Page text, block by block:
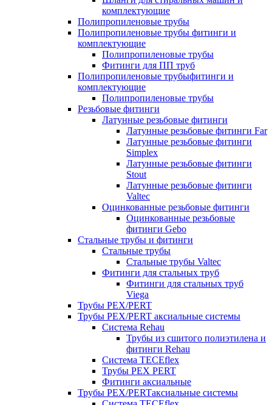
комплектующие
Полипропиленовые трубы
Полипропиленовые трубы фитинги и
комплектующие
Полипропиленовые трубы
Фитинги для ПП труб
Полипропиленовые трубыфитинги и
комплектующие
Полипропиленовые трубы
Резьбовые фитинги
Латунные резьбовые фитинги
Латунные резьбовые фитинги Far
Латунные резьбовые фитинги
Simplex
Латунные резьбовые фитинги
Stout
Латунные резьбовые фитинги
Valtec
Оцинкованные резьбовые фитинги
Оцинкованные резьбовые
фитинги Gebo
Стальные трубы и фитинги
Стальные трубы
Стальные трубы Valtec
Фитинги для стальных труб
Фитинги для стальных труб
Viega
Трубы PEX/PERT
Трубы PEX/PERT аксиальные системы
Система Rehau
Трубы из сшитого полиэтилена и
фитинги Rehau
Система TECEflex
Трубы PEX PERT
Фитинги аксиальные
Трубы PEX/PERTаксиальные системы